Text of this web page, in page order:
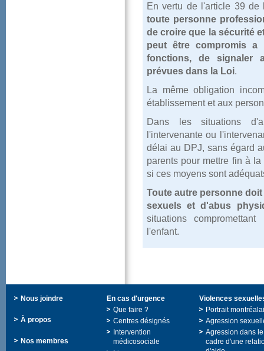
prévuesdanslaLoi.
l'enfant.
Nousjoindre
Àpropos
Nosmembres
Encasd'urgence
Quefaire?
Centresdésignés
Intervention
médicosociale
Agressiondansle